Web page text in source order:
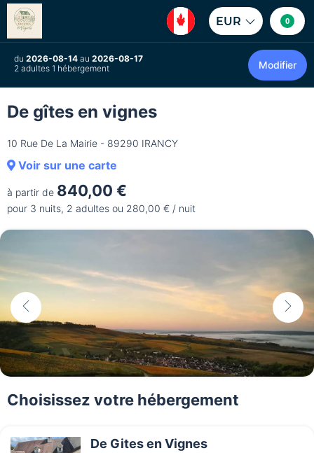
EUR 0
du 2026-08-14 au 2026-08-17
2 adultes 1 hébergement
Modifier
De gîtes en vignes
10 Rue De La Mairie - 89290 IRANCY
Voir sur une carte
à partir de 840,00 €
pour 3 nuits, 2 adultes ou 280,00 € / nuit
Choisissez votre hébergement
De Gites en Vignes